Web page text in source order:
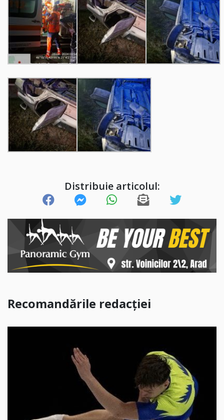
Distribuie articolul:
Recomandările redacției